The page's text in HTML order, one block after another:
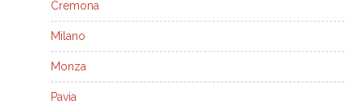
Cremona
Milano
Monza
Pavia